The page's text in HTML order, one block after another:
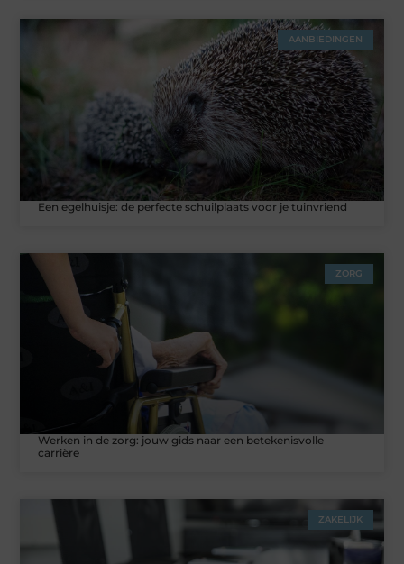
AANBIEDINGEN
Een egelhuisje: de perfecte schuilplaats voor je tuinvriend
ZORG
Werken in de zorg: jouw gids naar een betekenisvolle
carrière
ZAKELIJK